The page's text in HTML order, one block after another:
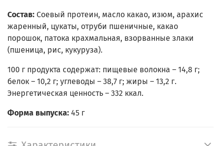
Состав: Соевый протеин, масло какао, изюм, арахис
жаренный, цукаты, отруби пшеничные, какао
порошок, патока крахмальная, взорванные злаки
(пшеница, рис, кукуруза).
100 г продукта содержат: пищевые волокна – 14,8 г;
белок – 10,2 г; углеводы – 38,7 г; жиры – 13,2 г.
Энергетическая ценность – 332 ккал.
Форма выпуска: 45 г